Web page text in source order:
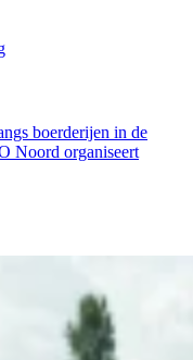
boerderijen in de
Noord organiseert